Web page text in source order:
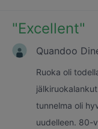
"Excellent"
Quandoo
Ruoka oli
tunnelma oli
uudelleen. 80-